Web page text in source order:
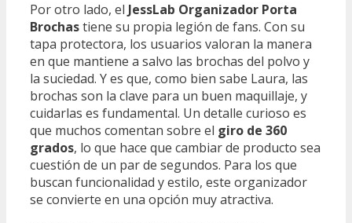
Por otro lado, el JessLab Organizador Porta
Brochastiene su propia legión de fans. Con su
tapa protectora, los usuarios valoran la manera
en que mantiene a salvo las brochas del polvo y
la suciedad. Y es que, como bien sabe Laura, las
brochas son la clave para un buen maquillaje, y
cuidarlas es fundamental. Un detalle curioso es
que muchos comentan sobre el giro de 360
grados, lo que hace que cambiar de producto sea
cuestión de un par de segundos. Para los que
buscan funcionalidad y estilo, este organizador
se convierte en una opción muy atractiva.